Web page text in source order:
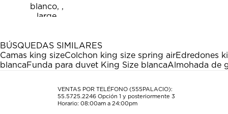
el
artículo
estrella
Esta
acción
abrirá
formulario
el
artículo
estrellas.
Esta
acción
abrirá
formulario
de
estrellas.
Esta
acción
abrirá
formulario
de
estrellas.
Esta
acción
abrirá
formulario
de
Esta
acción
abrirá
formulario
de
envío.
BÚSQUEDAS SIMILARES
Camas king sizeColchon king size spring airEdredones
blancaFunda para duvet King Size blancaAlmohada de
VENTAS POR TELÉFONO (555PALACIO):
55.5725.2246 Opción 1 y posteriormente 3
Horario: 08:00am a 24:00pm